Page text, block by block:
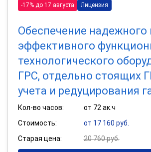
-17% до 17 августа Лицензия
Обеспечение надежного
эффективного
технологического
ГРС, отдельно стоящих
учета и редуцирования
Кол-во часов:
от 72 ак.ч
Стоимость:
от 17 160 руб.
Старая цена:
20 760 руб.